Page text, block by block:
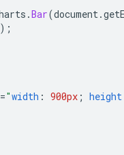
.Bar(document.
);
="width : 900px ; height